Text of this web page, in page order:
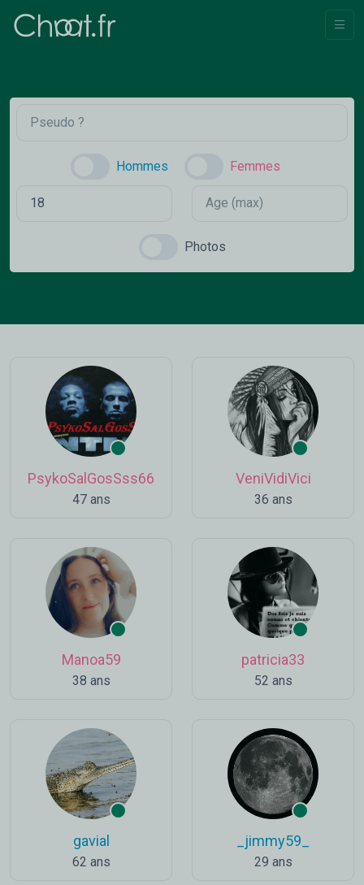
Hommes Femmes
Photos
PsykoSalGosSss66
47 ans
VeniVidiVici
36 ans
Manoa59
38 ans
patricia33
52 ans
gavial
62 ans
_jimmy59_
29 ans